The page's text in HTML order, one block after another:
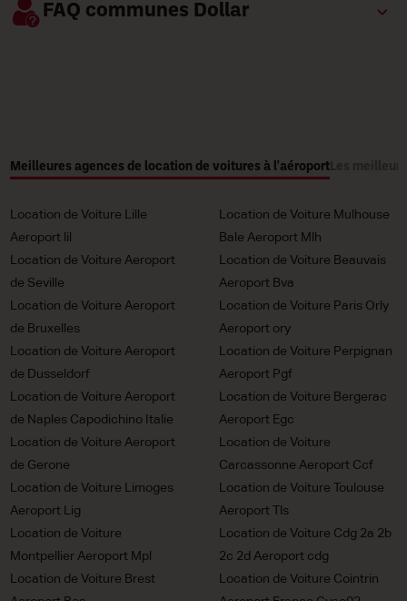
FAQ communes Dollar
Meilleures agences de location de voitures à l'aéroportLes
Location de Voiture Lille
Aeroport lil
Location de Voiture Mulhouse
Bale Aeroport Mlh
Location de Voiture Aeroport
de Seville
Location de Voiture Beauvais
Aeroport Bva
Location de Voiture Aeroport
de Bruxelles
Location de Voiture Paris Orly
Aeroport ory
Location de Voiture Aeroport
de Dusseldorf
Location de Voiture Perpignan
Aeroport Pgf
Location de Voiture Aeroport
de Naples Capodichino Italie
Location de Voiture Bergerac
Aeroport Egc
Location de Voiture Aeroport
de Gerone
Location de Voiture
Carcassonne Aeroport Ccf
Location de Voiture Limoges
Aeroport Lig
Location de Voiture Toulouse
Aeroport Tls
Location de Voiture
Montpellier Aeroport Mpl
Location de Voiture Cdg 2a 2b
2c 2d Aeroport cdg
Location de Voiture Brest
Location de Voiture Cointrin